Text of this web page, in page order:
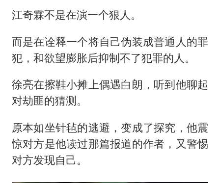
江奇霖不是在演一个狠人。
而是在诠释一个将自己伪装成普通人的罪
犯，和欲望膨胀后抑制不了犯罪的人。
徐亮在擦鞋小摊上偶遇白朗，听到他聊起
对劫匪的猜测。
原本如坐针毡的逃避，变成了探究，他震
惊对方是他读过那篇报道的作者，又警惕
对方发现自己。